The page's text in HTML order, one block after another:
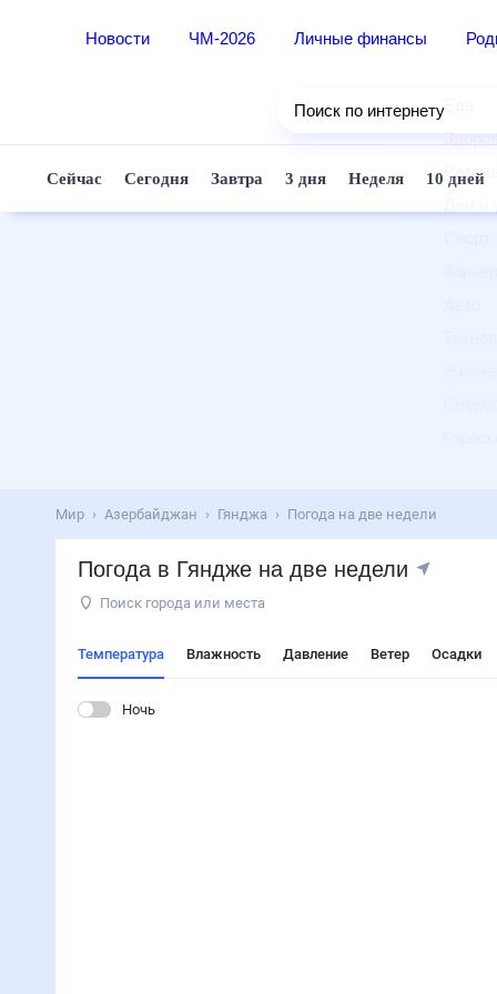
Новости ЧМ-2026 Личные финансы
Поиск по интернету
Сейчас Сегодня Завтра 3 дня Неделя 10
Мир Азербайджан Гянджа Погода на две недели
Погода в Гяндже на две недели
Поиск города или места
Температура Влажность Давление Ветер Осадки
Ночь